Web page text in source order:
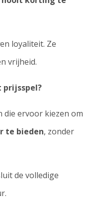
loyaliteit. Ze
vrijheid.
prijsspel?
die ervoor kiezen om
te bieden, zonder
de volledige